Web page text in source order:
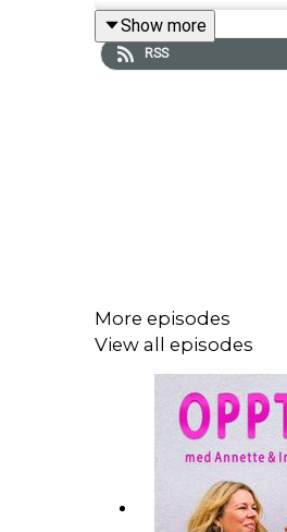
Show more
RSS
More episodes
View all episodes